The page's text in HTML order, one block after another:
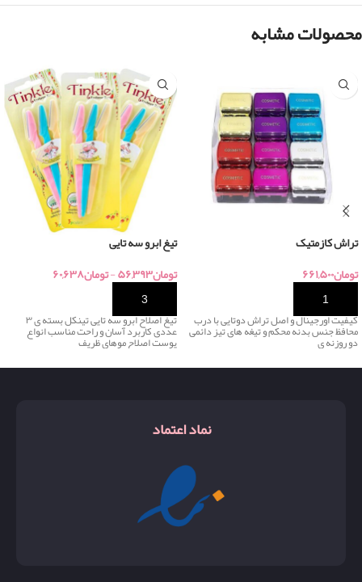
محصولات مشابه
تراش کازمتیک
تومان۶۶۱,۵۰۰
خرید
کیفیت اورجینال و اصل تراش دوتایی با درب
محافظ جنس بدنه محکم و تیغه های تیز دائمی
دو روزنه ی
تیغ ابرو سه تایی
تومان۵۶,۳۹۳-تومان۶۰,۶۳۸
تیغ اصلاح ابرو سه تایی تینکل بسته ی ۳
عددی کاربرد آسان و راحت مناسب انواع
پوست اصلاح موهای ظریف
نماد اعتماد